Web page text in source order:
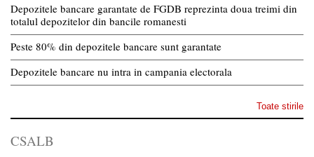
Depozitele bancare garantate de FGDB reprezinta doua treimi din
totalul depozitelor din bancile romanesti
Peste 80% din depozitele bancare sunt garantate
Depozitele bancare nu intra in campania electorala
Toate stirile
CSALB